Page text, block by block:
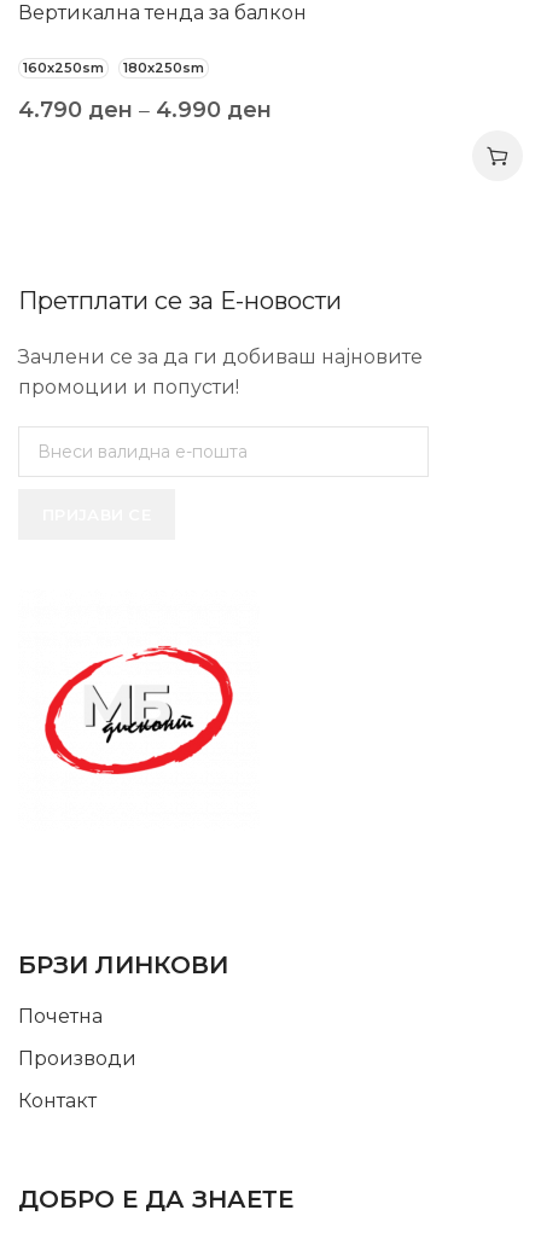
Вертикална тенда за балкон
160x250sm 180x250sm
4.790 ден – 4.990 ден
Претплати се за Е-новости
Зачлени се за да ги добиваш најновите
промоции и попусти!
БРЗИ ЛИНКОВИ
Почетна
Производи
Контакт
ДОБРО Е ДА ЗНАЕТЕ